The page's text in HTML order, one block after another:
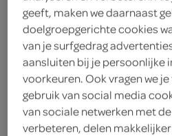
4 takjes verse tijm
20 gram walnoten
1 kleine camembert
1 eetlepel bloem
geeft, maken we daarnaast
doelgroepgerichte cookies
van je surfgedrag
aansluiten bij je persoonlijke
voorkeuren. Ook vragen we
gebruik van social media
van sociale netwerken met
verbeteren, delen